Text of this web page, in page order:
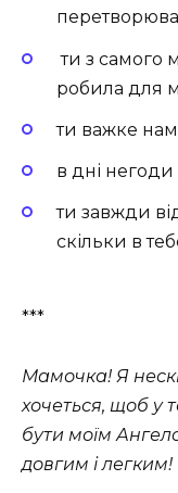
ти з самого
робила для
ти важке
в дні
ти завжди
скільки в
***
Мамочка! Я
хочеться, щоб у
бути моїм
довгим і легким!